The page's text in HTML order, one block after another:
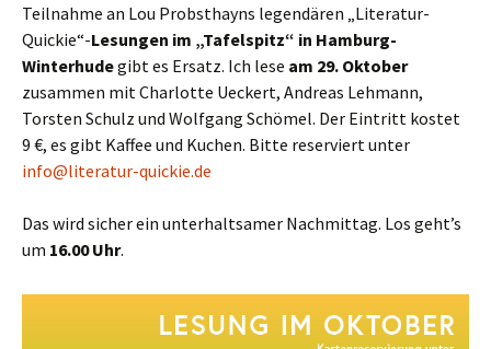
Teilnahme an Lou Probsthayns legendären „Literatur-
Quickie“-Lesungen im „Tafelspitz“ in Hamburg-
Winterhudegibt es Ersatz. Ich lese am 29. Oktober
zusammen mit Charlotte Ueckert, Andreas Lehmann,
Torsten Schulz und Wolfgang Schömel. Der Eintritt kostet
9 €, es gibt Kaffee und Kuchen. Bitte reserviert unter
info@literatur-quickie.de
Das wird sicher ein unterhaltsamer Nachmittag. Los geht’s
um 16.00 Uhr.